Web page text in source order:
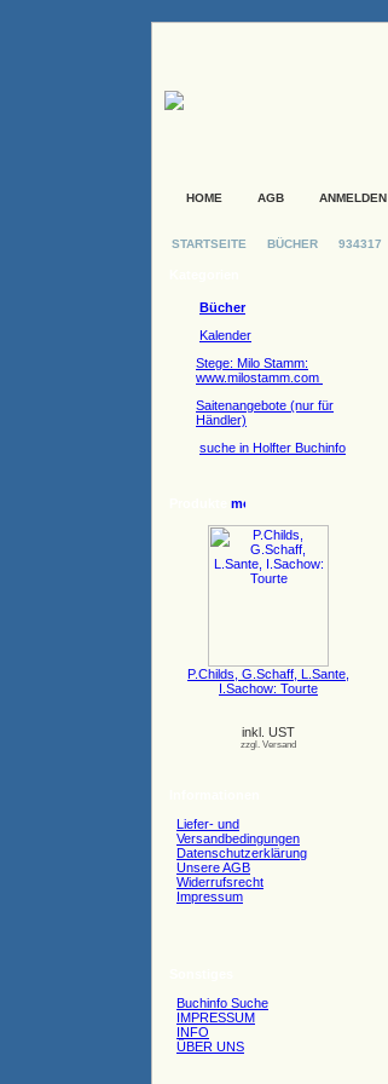
HOME AGB ANMELDEN
STARTSEITE BÜCHER 934317
Bücher
Kalender
Stege: Milo Stamm:
www.milostamm.com
Saitenangebote (nur für
Händler)
suche in Holfter Buchinfo
P.Childs, G.Schaff, L.Sante,
I.Sachow: Tourte
inkl. UST
zzgl. Versand
Liefer- und
Versandbedingungen
Datenschutzerklärung
Unsere AGB
Widerrufsrecht
Impressum
Buchinfo Suche
IMPRESSUM
INFO
ÜBER UNS